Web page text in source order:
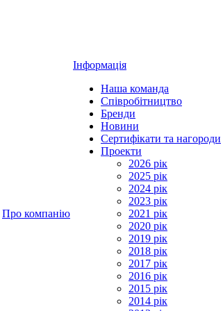
Про компанію
Інформація
Наша команда
Співробітництво
Бренди
Новини
Сертифікати та нагороди
Проекти
2026 рік
2025 рік
2024 рік
2023 рік
2021 рік
2020 рік
2019 рік
2018 рік
2017 рік
2016 рік
2015 рік
2014 рік